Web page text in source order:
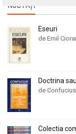
Alberto
Alberto Martini
Alberto Moravia
Album de arta
Aldous Huxley
Alecu Russo
Aleksa
Aleksander
Alberto
Alberto Martini
Alberto Moravia
Album de arta
Aldous Huxley
Alecu Russo
Aleksa
Aleksander
NOUTĂȚI
Eseuri
de Emil
Doctrina
de Confucius
Colectia